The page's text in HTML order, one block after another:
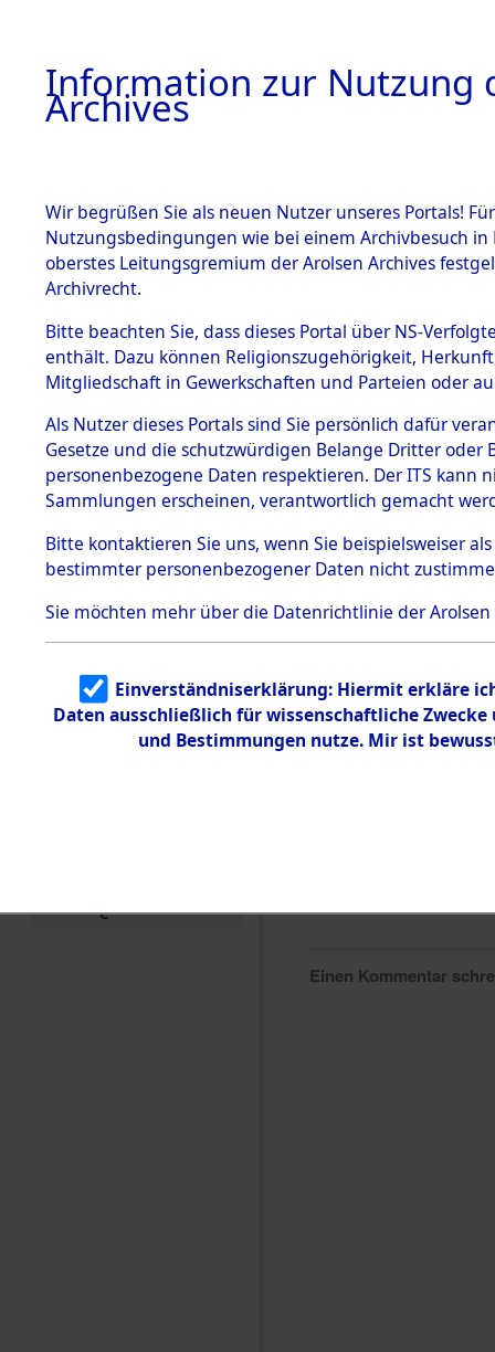
BESTÄNDE
1.
mente
5. Verschiedenes
5.3
Todesmärsche
5.3.1 Alliierte
Erhebungen
zu
Todesmärsch
en
5.3.2
Identifizierun
g
5.3.3
Todesmärsch
e
die
0221
Einen Kommentar
Information zur Nutzung
Archives
Wir begrüßen Sie als neuen Nutzer unseres Portals!
Nutzungsbedingungen wie bei einem Archivbesuch
oberstes Leitungsgremium der Arolsen Archives
Archivrecht.
Bitte beachten Sie, dass dieses Portal über NS-
enthält. Dazu können Religionszugehörigkeit,
Mitgliedschaft in Gewerkschaften und Parteien oder
Als Nutzer dieses Portals sind Sie persönlich dafür
Gesetze und die schutzwürdigen Belange Dritter
personenbezogene Daten respektieren. Der ITS
Sammlungen erscheinen, verantwortlich gemacht
Bitte kontaktieren Sie uns, wenn Sie beispielsweiser
bestimmter personenbezogener Daten nicht
Sie möchten mehr über die Datenrichtlinie der Arolsen
Einverständniserklärung: Hiermit erkläre
Daten ausschließlich für wissenschaftliche
und Bestimmungen nutze. Mir ist